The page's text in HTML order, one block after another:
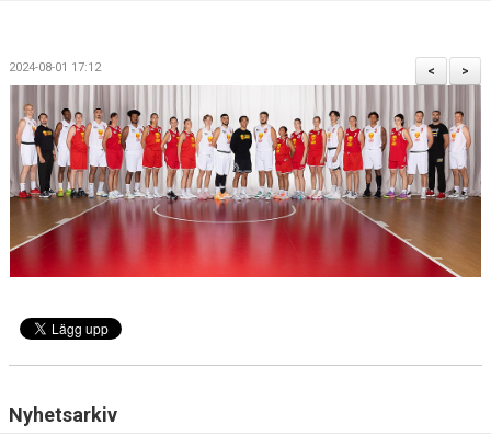
>
<
2024-08-01 17:12
Nyhetsarkiv